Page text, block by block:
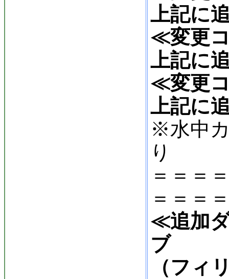
上記に
≪変更
上記に
≪変更
上記に
※水中
り
＝＝＝
＝＝＝
≪追加
ブ
（フィ